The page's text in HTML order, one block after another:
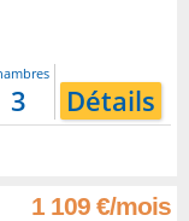
3 Détails
1 109 €/mois